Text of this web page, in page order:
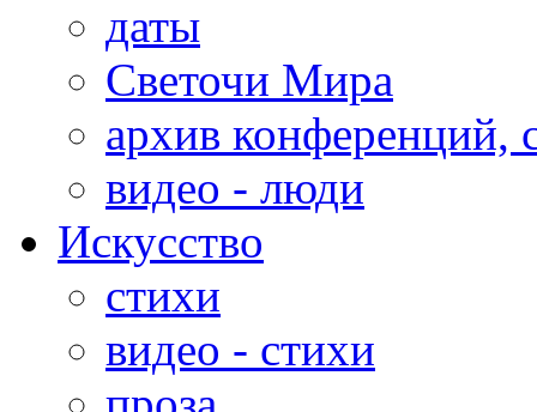
даты
Светочи Мира
архив конференций,
видео - люди
Искусство
стихи
видео - стихи